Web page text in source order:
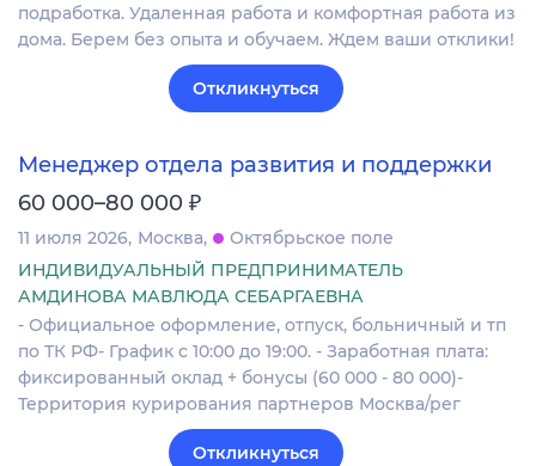
подработка. Удаленная работа и комфортная работа из
дома. Берем без опыта и обучаем. Ждем ваши отклики!
Откликнуться
Менеджер отдела развития и поддержки
60 000–80 000 ₽
11 июля 2026 Москва
Октябрьское поле
ИНДИВИДУАЛЬНЫЙ ПРЕДПРИНИМАТЕЛЬ
АМДИНОВА МАВЛЮДА СЕБАРГАЕВНА
- Официальное оформление, отпуск, больничный и тп
по ТК РФ- График с 10:00 до 19:00. - Заработная плата:
фиксированный оклад + бонусы (60 000 - 80 000)-
Территория курирования партнеров Москва/рег
Откликнуться